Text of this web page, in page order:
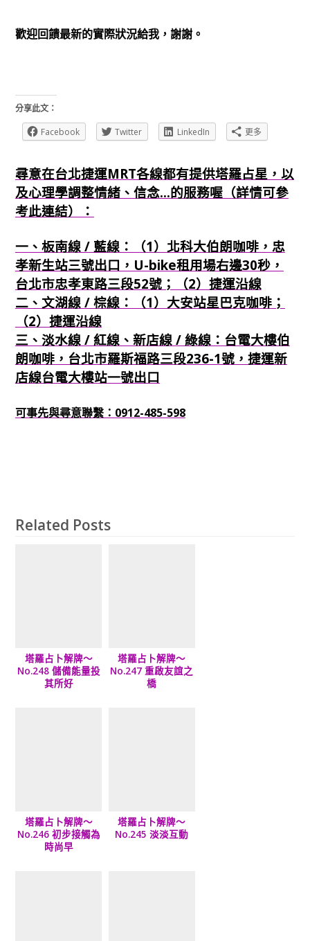
歡迎回饋最新的實際狀況給我，謝謝。
分享此文：
Facebook
Twitter LinkedIn 更多
尋意在台北捷運MRT各線都有提供塔羅占星，以
及心理學調整情緒、信念...的服務喔（詳情可參
考此連結）：
一、板南線 / 藍線：（1）北科大伯朗咖啡，忠
孝新生站三號出口，U-bike租用場右邊30秒，
台北市忠孝東路三段52號；（2）捷運沿線
二、文湖線 / 棕線：（1）大安站星巴克咖啡；
（2）捷運沿線
三、淡水線 / 紅線、新店線 / 綠線：台電大樓伯
朗咖啡，台北市羅斯福路三段236-1號，捷運新
店線台電大樓站一號出口
可事先與尋意聯繫：0912-485-598
Related Posts
塔羅占卜解牌～
No.248 儲備能量投
其所好
塔羅占卜解牌～
No.247 重啟友誼之
橋
塔羅占卜解牌～
No.246 初步接觸為
時尚早
塔羅占卜解牌～
No.245 淡淡互動